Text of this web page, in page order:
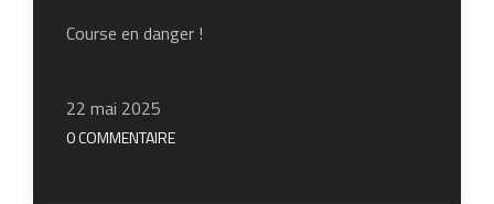
Course en danger !
22 mai 2025
0 COMMENTAIRE